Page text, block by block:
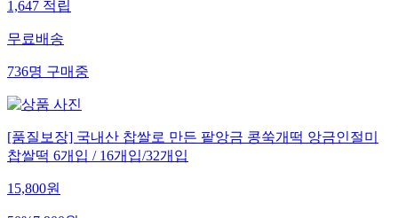
1,647적립
무료배송
736명구매중
[품질보장] 국내산 찹쌀로 만든 팥앙금 콩쑥개떡 앙금인절미
찹쌀떡 6개입 / 16개입/32개입
15,800원